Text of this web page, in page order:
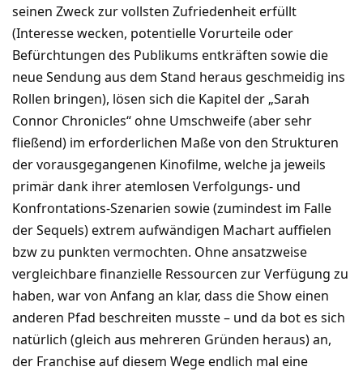
seinen Zweck zur vollsten Zufriedenheit erfüllt
(Interesse wecken, potentielle Vorurteile oder
Befürchtungen des Publikums entkräften sowie die
neue Sendung aus dem Stand heraus geschmeidig ins
Rollen bringen), lösen sich die Kapitel der „Sarah
Connor Chronicles“ ohne Umschweife (aber sehr
fließend) im erforderlichen Maße von den Strukturen
der vorausgegangenen Kinofilme, welche ja jeweils
primär dank ihrer atemlosen Verfolgungs- und
Konfrontations-Szenarien sowie (zumindest im Falle
der Sequels) extrem aufwändigen Machart auffielen
bzw zu punkten vermochten. Ohne ansatzweise
vergleichbare finanzielle Ressourcen zur Verfügung zu
haben, war von Anfang an klar, dass die Show einen
anderen Pfad beschreiten musste – und da bot es sich
natürlich (gleich aus mehreren Gründen heraus) an,
der Franchise auf diesem Wege endlich mal eine